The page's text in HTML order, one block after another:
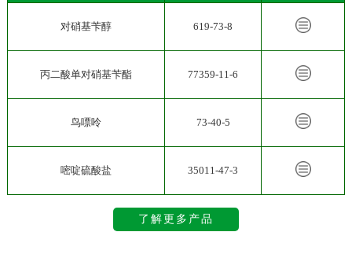
对硝基苄醇 619-73-8
丙二酸单对硝基苄酯 77359-11-6
鸟嘌呤 73-40-5
嘧啶硫酸盐 35011-47-3
了解更多产品